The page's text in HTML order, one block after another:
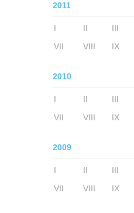
2011
I II III
VII
VIII IX
2010
I II III
VII
VIII IX
2009
I II III
VII
VIII IX